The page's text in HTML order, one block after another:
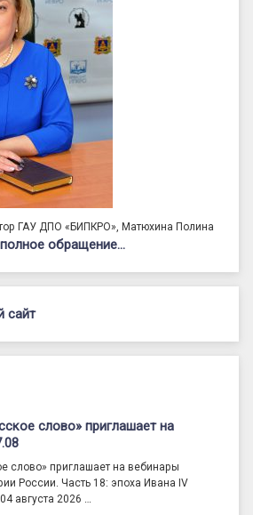
ГАУ ДПО «БИПКРО», Матюхина Полина
обращение…
сайт
слово» приглашает на
слово» приглашает на вебинары
России. Часть 18: эпоха Ивана IV
августа 2026 …